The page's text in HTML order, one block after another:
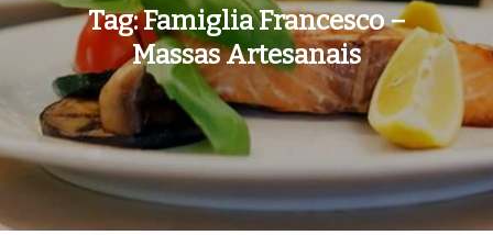
Tag:Famiglia Francesco –
Massas Artesanais